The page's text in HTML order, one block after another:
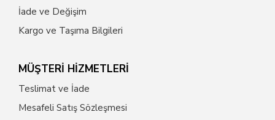
İade ve Değişim
Kargo ve Taşıma Bilgileri
MÜŞTERİ HİZMETLERİ
Teslimat ve İade
Mesafeli Satış Sözleşmesi